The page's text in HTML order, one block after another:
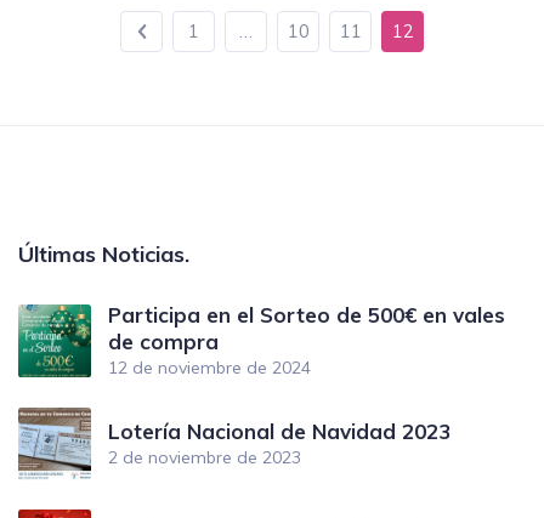
1 … 10 11 12
Últimas Noticias.
Participa en el Sorteo de 500€ en vales
de compra
12 de noviembre de 2024
Lotería Nacional de Navidad 2023
2 de noviembre de 2023